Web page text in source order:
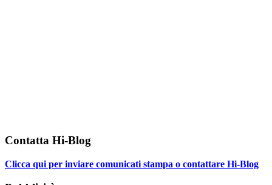
Contatta Hi-Blog
Clicca qui per inviare comunicati stampa o contattare Hi-Blog